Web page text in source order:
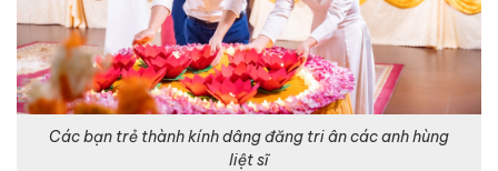
Các bạn trẻ thành kính dâng đăng tri ân các anh hùng
liệt sĩ